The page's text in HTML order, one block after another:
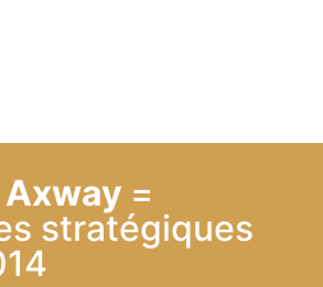
=
stratégiques